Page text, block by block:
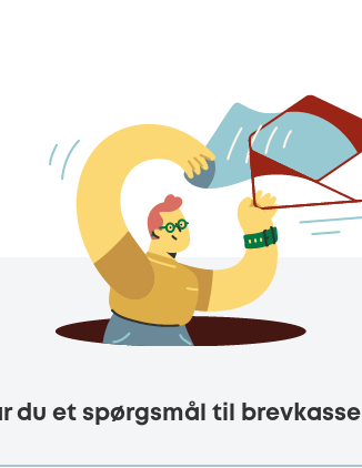
du et spørgsmål til